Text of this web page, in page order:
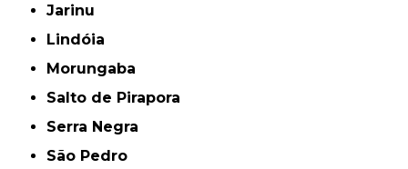
Jarinu
Lindóia
Morungaba
Salto de Pirapora
Serra Negra
São Pedro